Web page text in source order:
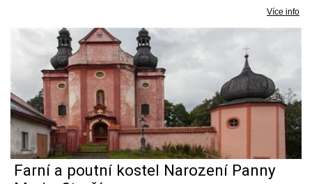
Více info
Farní a poutní kostel Narození Panny